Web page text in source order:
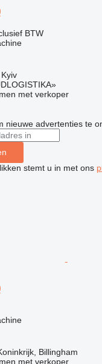
BTW
met verkoper
nieuwe advertenties te
stemt u in met ons
Billingham
met verkoper